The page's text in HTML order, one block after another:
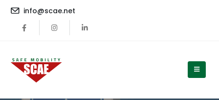
content
info@scae.net